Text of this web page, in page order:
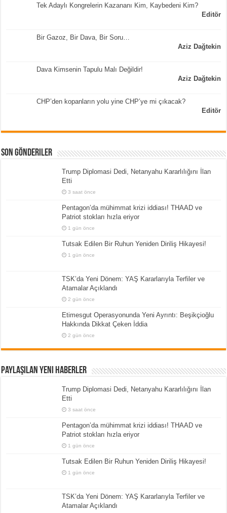
Tek Adaylı Kongrelerin Kazananı Kim, Kaybedeni Kim?
Editör
Bir Gazoz, Bir Dava, Bir Soru…
Aziz Dağtekin
Dava Kimsenin Tapulu Malı Değildir!
Aziz Dağtekin
CHP’den kopanların yolu yine CHP’ye mi çıkacak?
Editör
Son Gönderiler
Trump Diplomasi Dedi, Netanyahu Kararlılığını İlan
Etti
3 saat önce
Pentagon’da mühimmat krizi iddiası! THAAD ve
Patriot stokları hızla eriyor
1 gün önce
Tutsak Edilen Bir Ruhun Yeniden Diriliş Hikayesi!
1 gün önce
TSK’da Yeni Dönem: YAŞ Kararlarıyla Terfiler ve
Atamalar Açıklandı
2 gün önce
Etimesgut Operasyonunda Yeni Ayrıntı: Beşikçioğlu
Hakkında Dikkat Çeken İddia
2 gün önce
Paylaşılan Yeni Haberler
Trump Diplomasi Dedi, Netanyahu Kararlılığını İlan
Etti
3 saat önce
Pentagon’da mühimmat krizi iddiası! THAAD ve
Patriot stokları hızla eriyor
1 gün önce
Tutsak Edilen Bir Ruhun Yeniden Diriliş Hikayesi!
1 gün önce
TSK’da Yeni Dönem: YAŞ Kararlarıyla Terfiler ve
Atamalar Açıklandı